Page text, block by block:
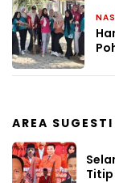
AREA SUGESTI
Titip